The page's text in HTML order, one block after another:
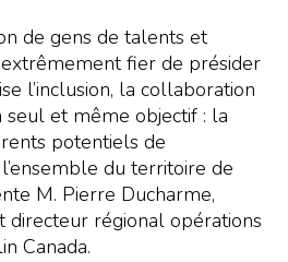
de gens de talents et
extrêmement fier de présider
l’inclusion, la collaboration
seul et même objectif : la
potentiels de
du territoire de
M. Pierre Ducharme,
directeur régional opérations
Canada.